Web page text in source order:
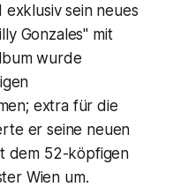
sein neues
Gonzales" mit
wurde
extra für die
er seine neuen
dem 52-köpfigen
Wien um.